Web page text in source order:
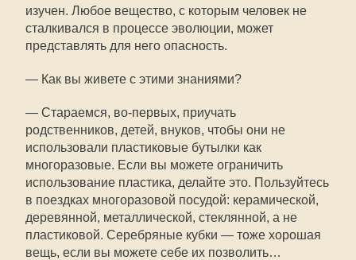
изучен. Любое вещество, с которым человек не
сталкивался в процессе эволюции, может
представлять для него опасность.
— Как вы живете с этими знаниями?
— Стараемся, во-первых, приучать
родственников, детей, внуков, чтобы они не
использовали пластиковые бутылки как
многоразовые. Если вы можете ограничить
использование пластика, делайте это. Пользуйтесь
в поездках многоразовой посудой: керамической,
деревянной, металлической, стеклянной, а не
пластиковой. Серебряные кубки — тоже хорошая
вещь, если вы можете себе их позволить…